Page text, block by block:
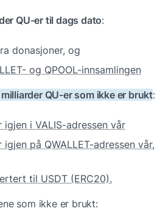
QU-er til dags dato:
donasjoner, og
og QPOOL-innsamlingen
QU-er som ikke er brukt:
i VALIS-adressen vår
på QWALLET-adressen vår,
til USDT (ERC20).
som ikke er brukt: